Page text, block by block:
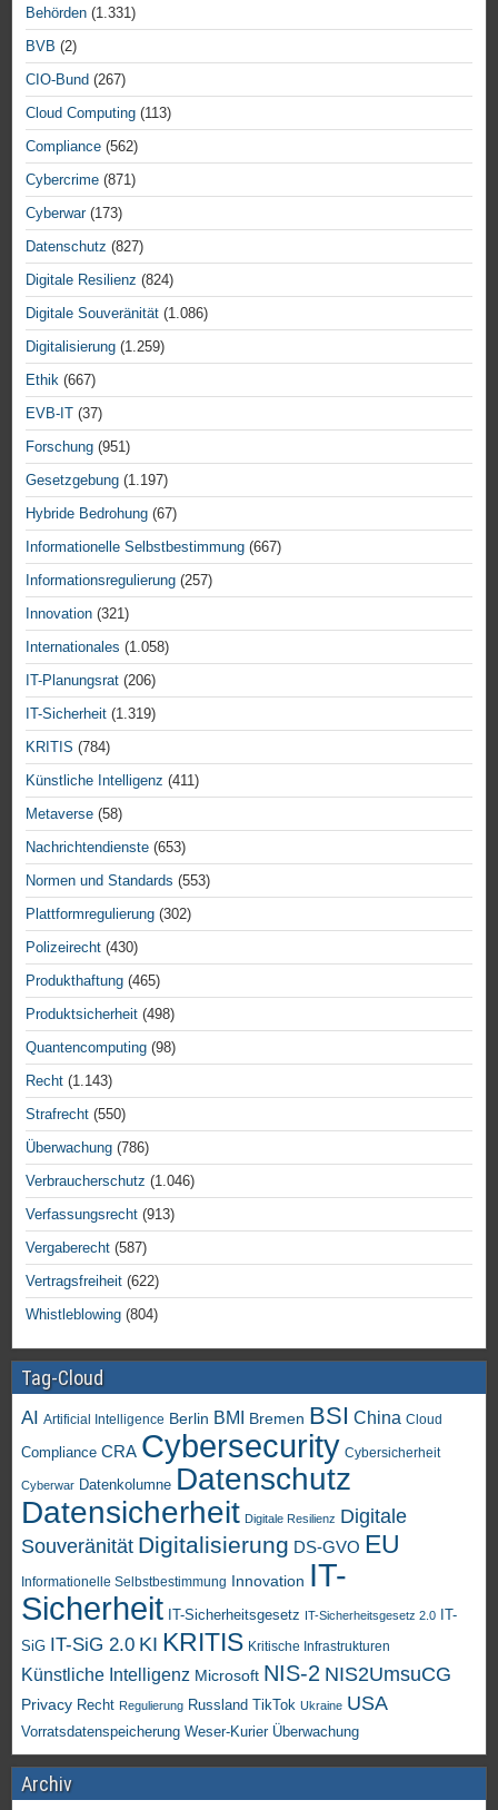
Behörden (1.331)
BVB (2)
CIO-Bund (267)
Cloud Computing (113)
Compliance (562)
Cybercrime (871)
Cyberwar(173)
Datenschutz (827)
Digitale Resilienz (824)
Digitale Souveränität (1.086)
Digitalisierung (1.259)
Ethik (667)
EVB-IT (37)
Forschung (951)
Gesetzgebung (1.197)
Hybride Bedrohung (67)
Informationelle Selbstbestimmung (667)
Informationsregulierung (257)
Innovation (321)
Internationales (1.058)
IT-Planungsrat (206)
IT-Sicherheit (1.319)
KRITIS (784)
Künstliche Intelligenz (411)
Metaverse (58)
Nachrichtendienste (653)
Normen und Standards (553)
Plattformregulierung (302)
Polizeirecht (430)
Produkthaftung (465)
Produktsicherheit (498)
Quantencomputing (98)
Recht (1.143)
Strafrecht (550)
Überwachung (786)
Verbraucherschutz (1.046)
Verfassungsrecht (913)
Vergaberecht (587)
Vertragsfreiheit (622)
Whistleblowing (804)
Tag-Cloud
AI Artificial Intelligence Berlin BMI Bremen BSI China Cloud
Compliance CRA Cybersecurity Cybersicherheit
Cyberwar Datenkolumne Datenschutz
Datensicherheit Digitale Resilienz Digitale
Souveränität Digitalisierung DS-GVO EU
Informationelle Selbstbestimmung Innovation IT-
Sicherheit IT-Sicherheitsgesetz IT-Sicherheitsgesetz 2.0
IT-
SiG IT-SiG 2.0 KI KRITIS Kritische Infrastrukturen
Künstliche Intelligenz Microsoft NIS-2 NIS2UmsuCG
Privacy Recht Regulierung Russland TikTok Ukraine USA
Vorratsdatenspeicherung Weser-Kurier Überwachung
Archiv